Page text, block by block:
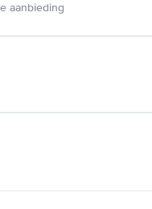
aanbieding